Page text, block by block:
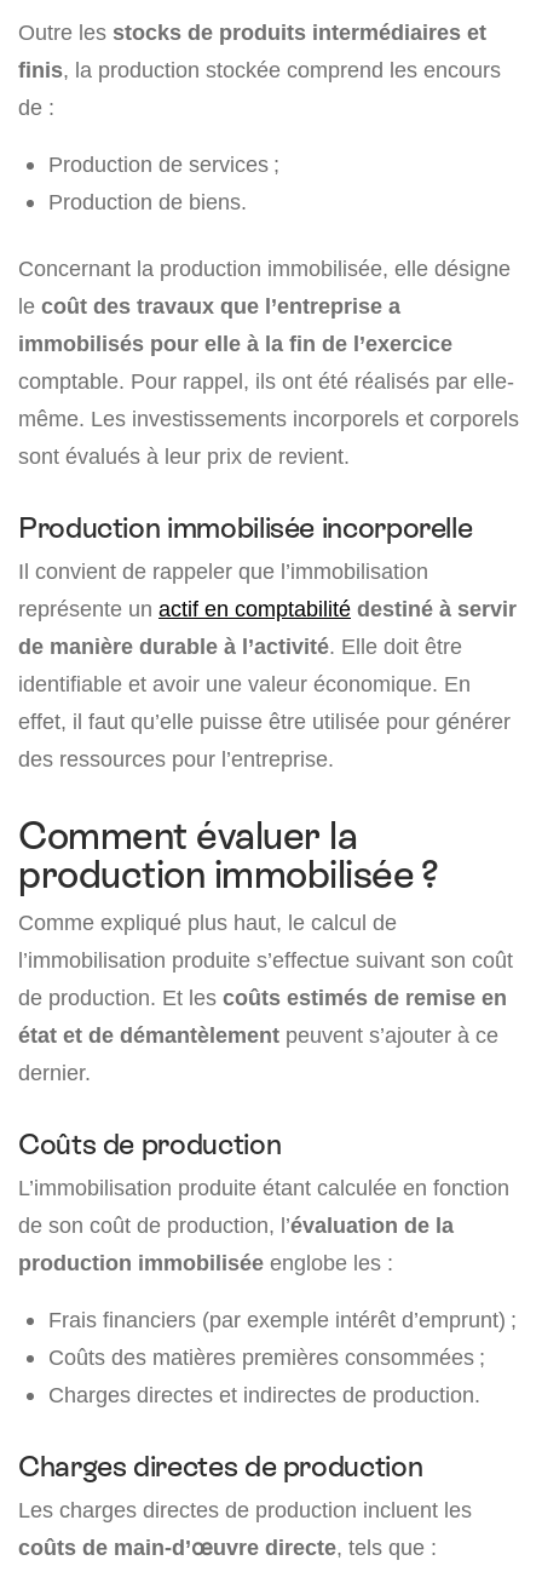
Outre les stocks de produits intermédiaires et
finis, la production stockée comprend les encours
de :
Production de services ;
Production de biens.
Concernant la production immobilisée, elle désigne
le coût des travaux que l’entreprise a
immobilisés pour elle à la fin de l’exercice
comptable. Pour rappel, ils ont été réalisés par elle-
même. Les investissements incorporels et corporels
sont évalués à leur prix de revient.
Production immobilisée incorporelle
Il convient de rappeler que l’immobilisation
représente un actif en comptabilité destiné à servir
de manière durable à l’activité. Elle doit être
identifiable et avoir une valeur économique. En
effet, il faut qu’elle puisse être utilisée pour générer
des ressources pour l’entreprise.
Comment évaluer la
production immobilisée ?
Comme expliqué plus haut, le calcul de
l’immobilisation produite s’effectue suivant son coût
de production. Et les coûts estimés de remise en
état et de démantèlement peuvent s’ajouter à ce
dernier.
Coûts de production
L’immobilisation produite étant calculée en fonction
de son coût de production, l’évaluation de la
production immobilisée englobe les :
Frais financiers (par exemple intérêt d’emprunt) ;
Coûts des matières premières consommées ;
Charges directes et indirectes de production.
Charges directes de production
Les charges directes de production incluent les
coûts de main-d’œuvre directe, tels que :